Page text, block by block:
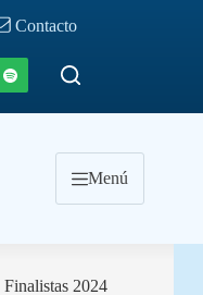
Contacto
Menú
2024